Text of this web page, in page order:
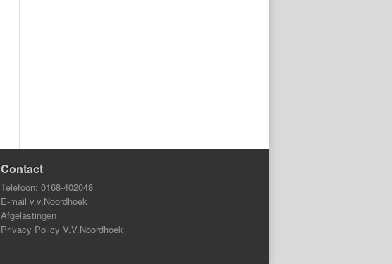
Contact
Telefoon: 0168-402048
E-mail v.v.Noordhoek
Afgelastingen
Privacy Policy V.V.Noordhoek